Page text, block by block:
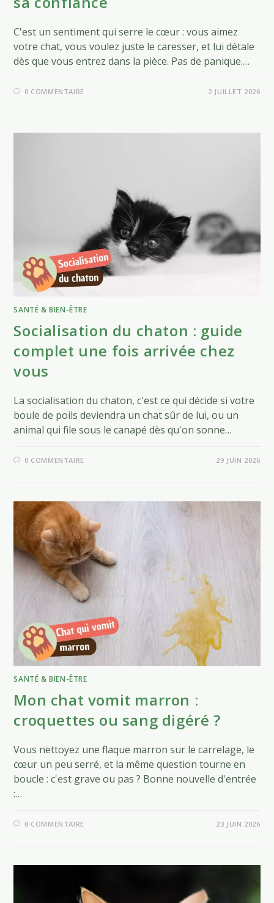
C'est un sentiment qui serre le cœur : vous aimez
votre chat, vous voulez juste le caresser, et lui détale
dès que vous entrez dans la pièce. Pas de panique.…
0 COMMENTAIRE 2 JUILLET 2026
SANTÉ & BIEN-ÊTRE
Socialisation du chaton : guide
complet une fois arrivée chez
vous
La socialisation du chaton, c'est ce qui décide si votre
boule de poils deviendra un chat sûr de lui, ou un
animal qui file sous le canapé dès qu'on sonne…
0 COMMENTAIRE 29 JUIN 2026
SANTÉ & BIEN-ÊTRE
Mon chat vomit marron :
croquettes ou sang digéré ?
Vous nettoyez une flaque marron sur le carrelage, le
cœur un peu serré, et la même question tourne en
boucle : c'est grave ou pas ? Bonne nouvelle d'entrée
:…
0 COMMENTAIRE 23 JUIN 2026